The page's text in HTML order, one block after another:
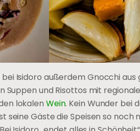
Isidoro außerdem Gnocchi
Suppen und Risottos mit
lokalen Wein. Kein Wunder bei
seine Gäste die Speisen so noch